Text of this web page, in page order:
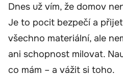
Dnes už vím, že domov
Je to pocit bezpečí a
všechno materiální, ale
ani schopnost milovat.
co mám – a vážit si toho.